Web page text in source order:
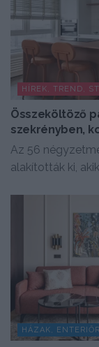
HÍREK, TREND,
Összeköltöző
szekrényben,
Az 56
alakították ki,
HÁZAK,